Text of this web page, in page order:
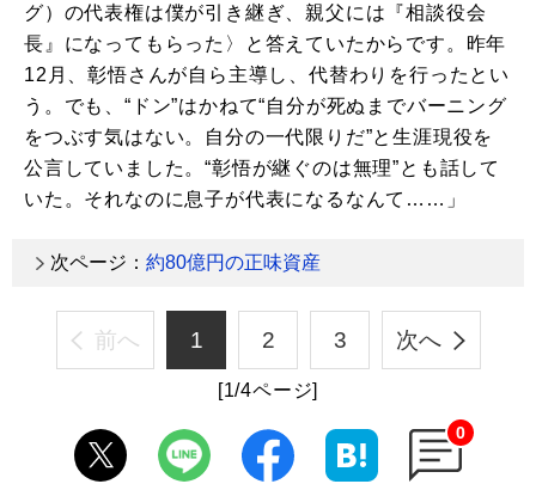
グ）の代表権は僕が引き継ぎ、親父には『相談役会
長』になってもらった〉と答えていたからです。昨年
12月、彰悟さんが自ら主導し、代替わりを行ったとい
う。でも、“ドン”はかねて“自分が死ぬまでバーニング
をつぶす気はない。自分の一代限りだ”と生涯現役を
公言していました。“彰悟が継ぐのは無理”とも話して
いた。それなのに息子が代表になるなんて……」
次ページ： 約80億円の正味資産
前へ 1 2 3 次へ
[1/4ページ]
0